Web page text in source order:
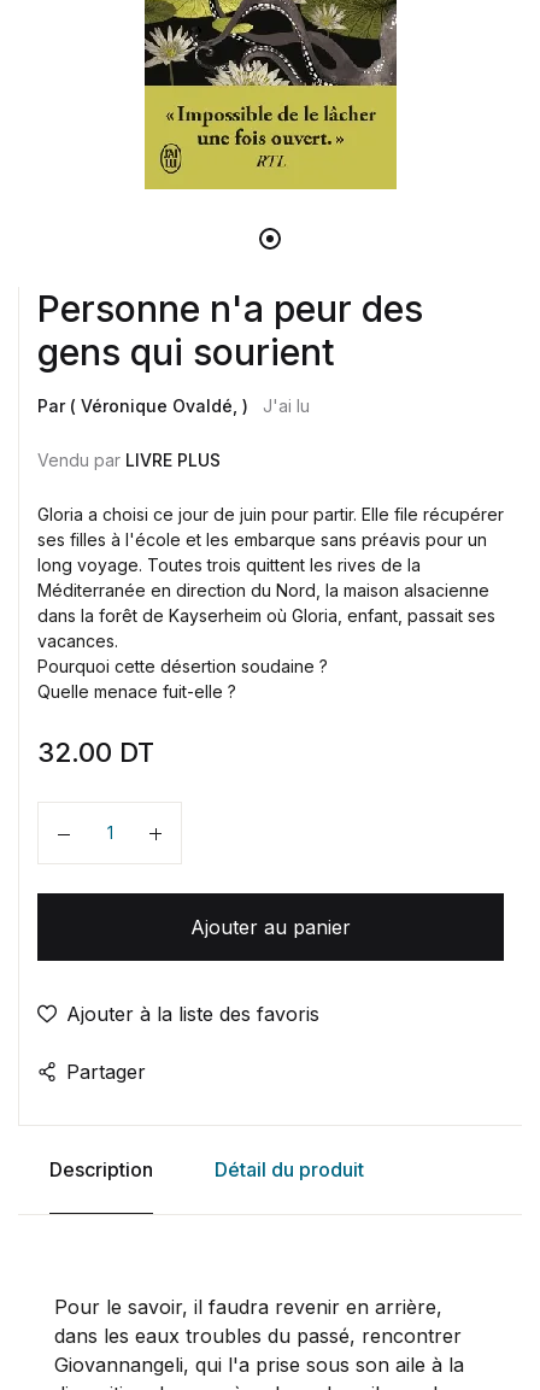
Personne n'a peur des
gens qui sourient
Par ( Véronique Ovaldé, ) J'ai lu
Vendu par LIVRE PLUS
Gloria a choisi ce jour de juin pour partir. Elle file récupérer
ses filles à l'école et les embarque sans préavis pour un
long voyage. Toutes trois quittent les rives de la
Méditerranée en direction du Nord, la maison alsacienne
dans la forêt de Kayserheim où Gloria, enfant, passait ses
vacances.
Pourquoi cette désertion soudaine ?
Quelle menace fuit-elle ?
32.00 DT
Quantité
Ajouter au panier
Ajouter à la liste des favoris
Partager
Description Détail du produit
Pour le savoir, il faudra revenir en arrière,
dans les eaux troubles du passé, rencontrer
Giovannangeli, qui l'a prise sous son aile à la